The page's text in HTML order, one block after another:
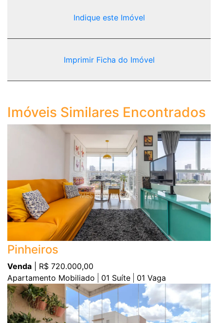
Indique este Imóvel
Imprimir Ficha do Imóvel
Imóveis Similares Encontrados
Pinheiros
Venda | R$ 720.000,00
Apartamento Mobiliado
01 Suíte 01 Vaga